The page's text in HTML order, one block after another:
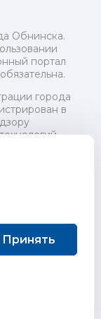
Обнинска.
портал
города
в
24 июля
73321
"Город
Е.А.
85-85
18+
Принять